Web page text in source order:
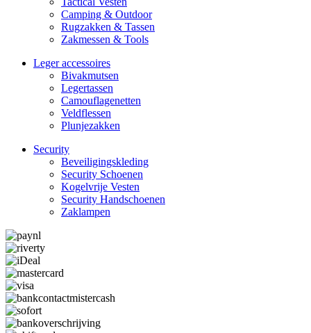
Camping & Outdoor
Rugzakken & Tassen
Zakmessen & Tools
Leger accessoires
Bivakmutsen
Legertassen
Camouflage­­netten
Veldflessen
Plunjezakken
Security
Beveiligings­­kleding
Security Schoenen
Kogelvrije Vesten
Security Hand­­schoenen
Zaklampen